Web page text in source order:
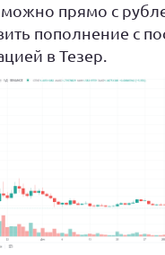
прямо с
пополнение с
в Тезер.